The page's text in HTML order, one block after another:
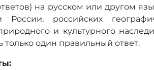
на русском или другом
России, российских
и культурного
один правильный ответ.